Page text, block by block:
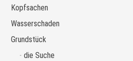
Kopfsachen
Wasserschaden
Grundstück
die Suche